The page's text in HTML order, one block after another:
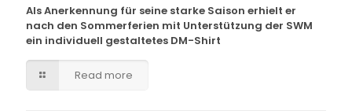
Als Anerkennung für seine starke Saison erhielt er
nach den Sommerferien mit Unterstützung der SWM
ein individuell gestaltetes DM-Shirt
Read more